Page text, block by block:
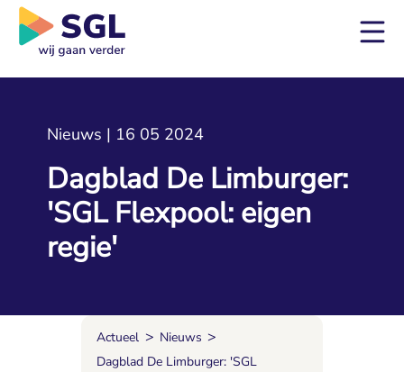
Nieuws | 16 05 2024
Dagblad De Limburger:
'SGL Flexpool: eigen
regie'
Actueel > Nieuws >
Dagblad De Limburger: 'SGL